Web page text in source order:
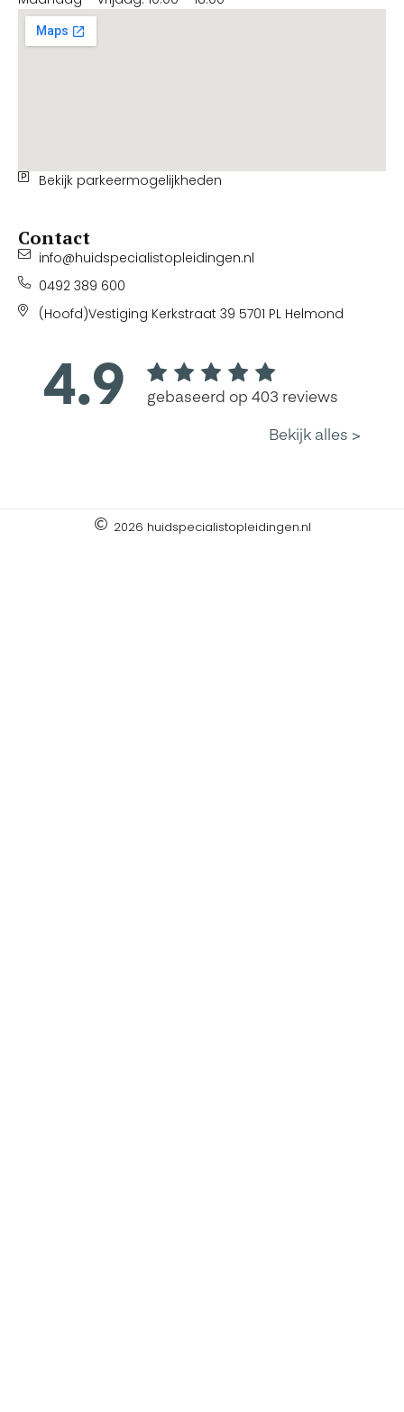
Bekijk parkeermogelijkheden
Contact
info@huidspecialistopleidingen.nl
0492 389 600
(Hoofd)Vestiging Kerkstraat 39 5701 PL Helmond
2026 huidspecialistopleidingen.nl